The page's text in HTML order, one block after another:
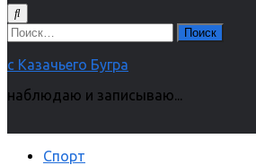
Найти:
с Казачьего Бугра
наблюдаю и записываю...
Спорт